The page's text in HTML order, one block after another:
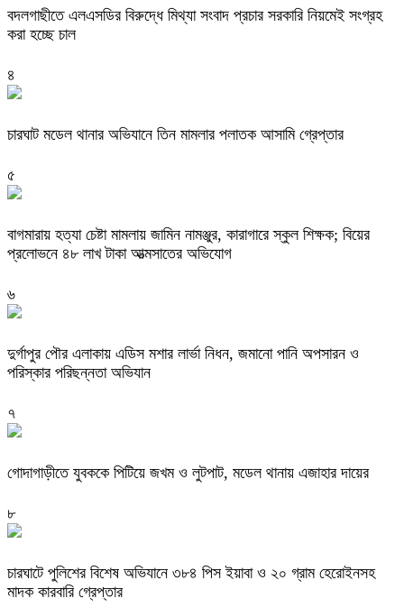
বদলগাছীতে এলএসডির বিরুদ্ধে মিথ্যা সংবাদ প্রচার সরকারি নিয়মেই সংগ্রহ
করা হচ্ছে চাল
৪
চারঘাট মডেল থানার অভিযানে তিন মামলার পলাতক আসামি গ্রেপ্তার
৫
বাগমারায় হত্যা চেষ্টা মামলায় জামিন নামঞ্জুর, কারাগারে স্কুল শিক্ষক; বিয়ের
প্রলোভনে ৪৮ লাখ টাকা আত্মসাতের অভিযোগ
৬
দুর্গাপুর পৌর এলাকায় এডিস মশার লার্ভা নিধন, জমানো পানি অপসারন ও
পরিস্কার পরিছন্নতা অভিযান
৭
গোদাগাড়ীতে যুবককে পিটিয়ে জখম ও লুটপাট, মডেল থানায় এজাহার দায়ের
৮
চারঘাটে পুলিশের বিশেষ অভিযানে ৩৮৪ পিস ইয়াবা ও ২০ গ্রাম হেরোইনসহ
মাদক কারবারি গ্রেপ্তার